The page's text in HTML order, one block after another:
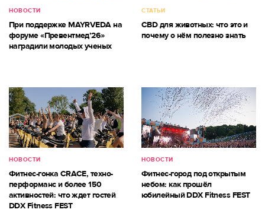
НОВОСТИ
При поддержке MAYRVEDA на
форуме «Превентмед’26»
наградили молодых ученых
СТАТЬИ
CBD для животных: что это и
почему о нём полезно знать
НОВОСТИ
Фитнес-гонка CRACE, техно-
перформанс и более 150
активностей: что ждет гостей
DDX Fitness FEST
НОВОСТИ
Фитнес-город под открытым
небом: как прошёл
юбилейный DDX Fitness FEST